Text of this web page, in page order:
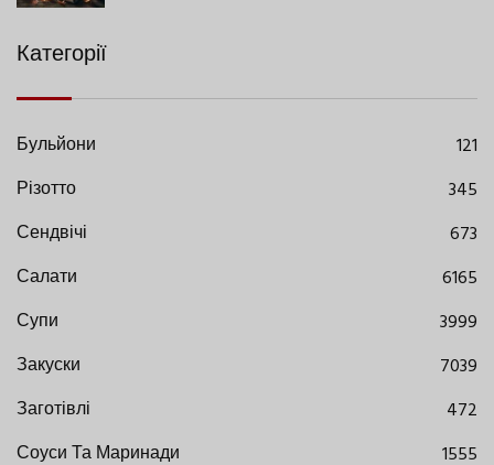
Категорії
Бульйони
121
Різотто
345
Сендвічі
673
Салати
6165
Супи
3999
Закуски
7039
Заготівлі
472
Соуси Та Маринади
1555